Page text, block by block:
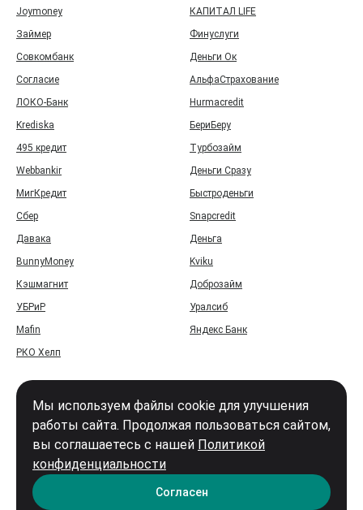
Joymoney
КАПИТАЛ LIFE
Займер
Финуслуги
Совкомбанк
Деньги Ок
Согласие
АльфаСтрахование
ЛОКО-Банк
Hurmacredit
Krediska
БериБеру
495 кредит
Турбозайм
Webbankir
Деньги Сразу
МигКредит
Быстроденьги
Сбер
Snapcredit
Давака
Деньга
BunnyMoney
Kviku
Кэшмагнит
Доброзайм
УБРиР
Уралсиб
Mafin
Яндекс Банк
РКО Хелп
Карта сайта
Мы используем файлы cookie для улучшения
работы сайта. Продолжая пользоваться сайтом,
вы соглашаетесь с нашей Политикой
конфиденциальности
Согласен